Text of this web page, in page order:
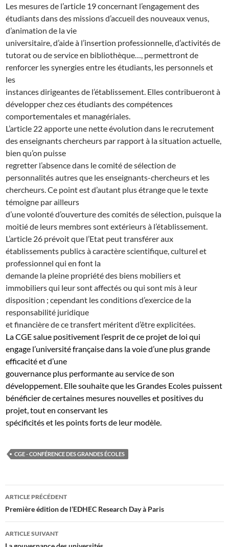
Les mesures de l’article 19 concernant l’engagement des
étudiants dans des missions d’accueil des nouveaux venus,
d’animation de la vie
universitaire, d’aide à l’insertion professionnelle, d’activités de
tutorat ou de service en bibliothèque…, permettront de
renforcer les synergies entre les étudiants, les personnels et
les
instances dirigeantes de l’établissement. Elles contribueront à
développer chez ces étudiants des compétences
comportementales et managériales.
L’article 22 apporte une nette évolution dans le recrutement
des enseignants chercheurs par rapport à la situation actuelle,
bien qu’on puisse
regretter l’absence dans le comité de sélection de
personnalités autres que les enseignants-chercheurs et les
chercheurs. Ce point est d’autant plus étrange que le texte
témoigne par ailleurs
d’une volonté d’ouverture des comités de sélection, puisque la
moitié de leurs membres sont extérieurs à l’établissement.
L’article 26 prévoit que l’Etat peut transférer aux
établissements publics à caractère scientifique, culturel et
professionnel qui en font la
demande la pleine propriété des biens mobiliers et
immobiliers qui leur sont affectés ou qui sont mis à leur
disposition ; cependant les conditions d’exercice de la
responsabilité juridique
et financière de ce transfert méritent d’être explicitées.
La CGE salue positivement l’esprit de ce projet de loi qui
engage l’université française dans la voie d’une plus grande
efficacité et d’une
gouvernance plus performante au service de son
développement. Elle souhaite que les Grandes Ecoles puissent
bénéficier de certaines mesures nouvelles et positives du
projet, tout en conservant les
spécificités et les points forts de leur modèle.
CGE - CONFÉRENCE DES GRANDES ÉCOLES
Navigation
des
articles
ARTICLE PRÉCÉDENT
Première édition de l’EDHEC Research Day à Paris
ARTICLE SUIVANT